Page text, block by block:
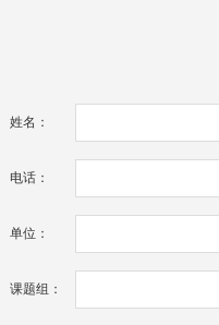
姓名：
电话：
单位：
课题组：